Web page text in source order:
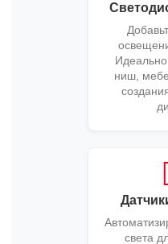
ниш,
света